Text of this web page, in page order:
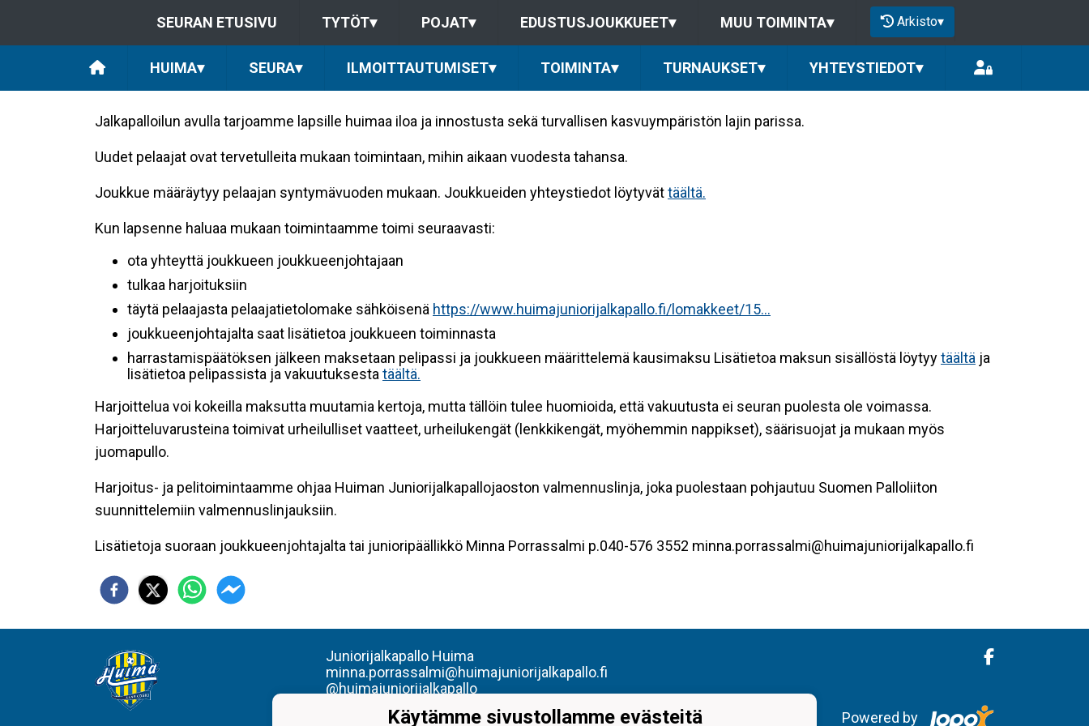
SEURAN ETUSIVU TYTÖT▾ POJAT▾ EDUSTUSJOUKKUEET▾ MUU TOIMINTA▾ Arkisto▾
HUIMA▾ SEURA▾ ILMOITTAUTUMISET▾ TOIMINTA▾ TURNAUKSET▾ YHTEYSTIEDOT▾
Jalkapalloilun avulla tarjoamme lapsille huimaa iloa ja innostusta sekä turvallisen kasvuympäristön lajin parissa.
Uudet pelaajat ovat tervetulleita mukaan toimintaan, mihin aikaan vuodesta tahansa.
Joukkue määräytyy pelaajan syntymävuoden mukaan. Joukkueiden yhteystiedot löytyvättäältä.
Kun lapsenne haluaa mukaan toimintaamme toimi seuraavasti:
ota yhteyttä joukkueen joukkueenjohtajaan
tulkaa harjoituksiin
täytä pelaajasta pelaajatietolomake sähköisenä https://www.huimajuniorijalkapallo.fi/lomakkeet/15...
joukkueenjohtajalta saat lisätietoa joukkueen toiminnasta
harrastamispäätöksen jälkeen maksetaan pelipassi ja joukkueen määrittelemä kausimaksu Lisätietoa maksun sisällöstä löytyytäältä ja
lisätietoa pelipassista ja vakuutuksesta täältä.
Harjoittelua voi kokeilla maksutta muutamia kertoja, mutta tällöin tulee huomioida, että vakuutusta ei seuran puolesta ole voimassa.
Harjoitteluvarusteina toimivat urheilulliset vaatteet, urheilukengät (lenkkikengät, myöhemmin nappikset), säärisuojat ja mukaan myös
juomapullo.
Harjoitus- ja pelitoimintaamme ohjaa Huiman Juniorijalkapallojaoston valmennuslinja, joka puolestaan pohjautuu Suomen Palloliiton
suunnittelemiin valmennuslinjauksiin.
Lisätietoja suoraan joukkueenjohtajalta tai junioripäällikkö Minna Porrassalmi p.040-576 3552 minna.porrassalmi@huimajuniorijalkapallo.fi
Juniorijalkapallo Huima
minna.porrassalmi@huimajuniorijalkapallo.fi
@huimajuniorijalkapallo
Powered by
Käytämme sivustollamme evästeitä